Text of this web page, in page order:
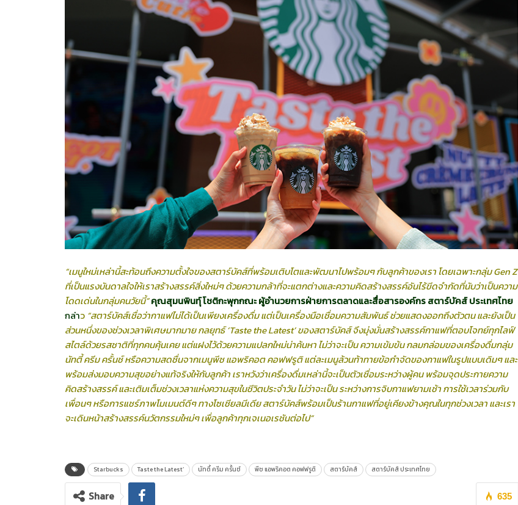
“เมนูใหม่เหล่านี้สะท้อนถึงความตั้งใจของสตาร์บัคส์ที่พร้อมเติบโตและพัฒนาไปพร้อมๆ กับลูกค้าของเรา โดยเฉพาะกลุ่มGen Z
ที่เป็นแรงบันดาลใจให้เราสร้างสรรค์สิ่งใหม่ๆ ด้วยความกล้าที่จะแตกต่างและความคิดสร้างสรรค์อันไร้ขีดจำกัดที่นับว่าเป็นความ
โดดเด่นในกลุ่มคนวัยนี้”คุณสุมนพินทุ์ โชติกะพุกกณะ ผู้อำนวยการฝ่ายการตลาดและสื่อสารองค์กร สตาร์บัคส์ ประเทศไทย
กล่าว “สตาร์บัคส์เชื่อว่ากาแฟไม่ได้เป็นเพียงเครื่องดื่ม แต่เป็นเครื่องมือเชื่อมความสัมพันธ์ ช่วยแสดงออกถึงตัวตน และยังเป็น
ส่วนหนึ่งของช่วงเวลาพิเศษมากมาย กลยุทธ์‘Taste the Latest’ ของสตาร์บัคส์ จึงมุ่งมั่นสร้างสรรค์กาแฟที่ตอบโจทย์ทุกไลฟ์
สไตล์ด้วยรสชาติที่ทุกคนคุ้นเคย แต่แฝงไว้ด้วยความแปลกใหม่น่าค้นหา ไม่ว่าจะเป็น ความเข้มข้น กลมกล่อมของเครื่องดื่มกลุ่ม
นัทตี้ ครีม ครั้นช์ หรือความสดชื่นจากเมนูพีช แอพริคอต คอฟฟรูติ แต่ละเมนูล้วนท้าทายข้อกำจัดของกาแฟในรูปแบบเดิมๆ และ
พร้อมส่งมอบความสุขอย่างแท้จริงให้กับลูกค้า เราหวังว่าเครื่องดื่มเหล่านี้จะเป็นตัวเชื่อมระหว่างผู้คน พร้อมจุดประกายความ
คิดสร้างสรรค์ และเติมเต็มช่วงเวลาแห่งความสุขในชีวิตประจำวัน ไม่ว่าจะเป็น ระหว่างการจิบกาแฟยามเช้า การใช้เวลาร่วมกับ
เพื่อนๆ หรือการแชร์ภาพโมเมนต์ดีๆ ทางโซเชียลมีเดีย สตาร์บัคส์พร้อมเป็นร้านกาแฟที่อยู่เคียงข้างคุณในทุกช่วงเวลา และเรา
จะเดินหน้าสร้างสรรค์นวัตกรรมใหม่ๆ เพื่อลูกค้าทุกเจเนอเรชันต่อไป”
Starbucks Taste the Latest’ นัทตี้ ครีม ครั้นช์ พีช แอพริคอต คอฟฟรูติ สตาร์บัคส์ สตาร์บัคส์ ประเทศไทย
635
Share